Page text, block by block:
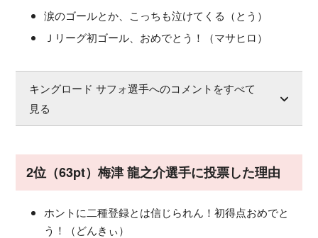
涙のゴールとか、こっちも泣けてくる（とう）
Ｊリーグ初ゴール、おめでとう！（マサヒロ）
キングロード サフォ選手へのコメントをすべて
見る
2位（63pt）梅津 龍之介選手に投票した理由
ホントに二種登録とは信じられん！初得点おめでと
う！（どんきぃ）